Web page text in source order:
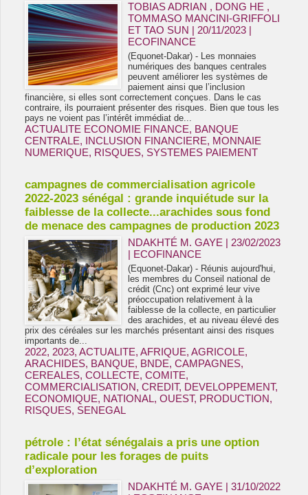
TOBIAS ADRIAN , DONG HE ,
TOMMASO MANCINI-GRIFFOLI
ET TAO SUN | 20/11/2023 |
ECOFINANCE
(Equonet-Dakar) - Les monnaies
numériques des banques centrales
peuvent améliorer les systèmes de
paiement ainsi que l’inclusion
financière, si elles sont correctement conçues. Dans le cas
contraire, ils pourraient présenter des risques. Bien que tous les
pays ne voient pas l’intérêt immédiat de...
ACTUALITE ECONOMIE FINANCE, BANQUE
CENTRALE, INCLUSION FINANCIERE, MONNAIE
NUMERIQUE, RISQUES, SYSTEMES PAIEMENT
campagnes de commercialisation agricole
2022-2023 sénégal : grande inquiétude sur la
faiblesse de la collecte...arachides sous fond
de menace des campagnes de production 2023
NDAKHTÉ M. GAYE | 23/02/2023
| ECOFINANCE
(Equonet-Dakar) - Réunis aujourd'hui,
les membres du Conseil national de
crédit (Cnc) ont exprimé leur vive
préoccupation relativement à la
faiblesse de la collecte, en particulier
des arachides, et au niveau élevé des
prix des céréales sur les marchés présentant ainsi des risques
importants de...
2022, 2023, ACTUALITE, AFRIQUE, AGRICOLE,
ARACHIDES, BANQUE, BNDE, CAMPAGNES,
CEREALES, COLLECTE, COMITE,
COMMERCIALISATION, CREDIT, DEVELOPPEMENT,
ECONOMIQUE, NATIONAL, OUEST, PRODUCTION,
RISQUES, SENEGAL
pétrole : l’état sénégalais a pris une option
radicale pour les forages de puits
d’exploration
NDAKHTÉ M. GAYE | 31/10/2022